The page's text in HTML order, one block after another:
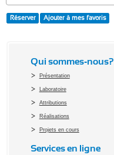
Réserver Ajouter à mes favoris
Qui sommes-nous?
Présentation
Laboratoire
Attributions
Réalisations
Projets en cours
Services en ligne